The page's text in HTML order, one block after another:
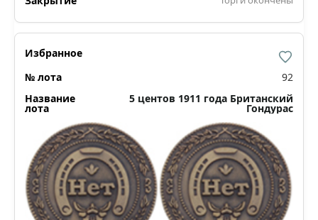
92
5 центов 1911 года Британский
Гондурас